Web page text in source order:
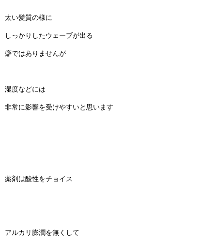
太い髪質の様に
しっかりしたウェーブが出る
癖ではありませんが
湿度などには
非常に影響を受けやすいと思います
薬剤は酸性をチョイス
アルカリ膨潤を無くして